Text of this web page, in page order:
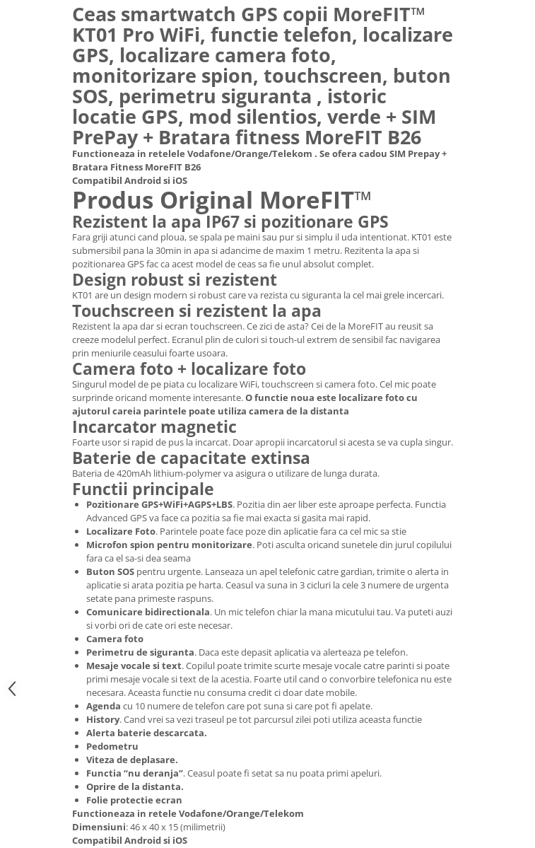
Ceas smartwatch GPS copii MoreFIT™
KT01 Pro WiFi, functie telefon, localizare
GPS, localizare camera foto,
monitorizare spion, touchscreen, buton
SOS, perimetru siguranta , istoric
locatie GPS, mod silentios, verde + SIM
PrePay + Bratara fitness MoreFIT B26
Functioneaza in retelele Vodafone/Orange/Telekom . Se ofera cadou SIM Prepay +
Bratara Fitness MoreFIT B26
Compatibil Android si iOS
Produs Original MoreFIT™
Rezistent la apa IP67 si pozitionare GPS
Fara griji atunci cand ploua, se spala pe maini sau pur si simplu il uda intentionat. KT01 este
submersibil pana la 30min in apa si adancime de maxim 1 metru. Rezitenta la apa si
pozitionarea GPS fac ca acest model de ceas sa fie unul absolut complet.
Design robust si rezistent
KT01 are un design modern si robust care va rezista cu siguranta la cel mai grele incercari.
Touchscreen si rezistent la apa
Rezistent la apa dar si ecran touchscreen. Ce zici de asta? Cei de la MoreFIT au reusit sa
creeze modelul perfect. Ecranul plin de culori si touch-ul extrem de sensibil fac navigarea
prin meniurile ceasului foarte usoara.
Camera foto + localizare foto
Singurul model de pe piata cu localizare WiFi, touchscreen si camera foto. Cel mic poate
surprinde oricand momente interesante.O functie noua este localizare foto cu
ajutorul careia parintele poate utiliza camera de la distanta
Incarcator magnetic
Foarte usor si rapid de pus la incarcat. Doar apropii incarcatorul si acesta se va cupla singur.
Baterie de capacitate extinsa
Bateria de 420mAh lithium-polymer va asigura o utilizare de lunga durata.
Functii principale
Pozitionare GPS+WiFi+AGPS+LBS. Pozitia din aer liber este aproape perfecta. Functia
Advanced GPS va face ca pozitia sa fie mai exacta si gasita mai rapid.
Localizare Foto. Parintele poate face poze din aplicatie fara ca cel mic sa stie
Microfon spion pentru monitorizare. Poti asculta oricand sunetele din jurul copilului
fara ca el sa-si dea seama
Buton SOS pentru urgente. Lanseaza un apel telefonic catre gardian, trimite o alerta in
aplicatie si arata pozitia pe harta. Ceasul va suna in 3 cicluri la cele 3 numere de urgenta
setate pana primeste raspuns.
Comunicare bidirectionala. Un mic telefon chiar la mana micutului tau. Va puteti auzi
si vorbi ori de cate ori este necesar.
Camera foto
Perimetru de siguranta. Daca este depasit aplicatia va alerteaza pe telefon.
Mesaje vocale si text. Copilul poate trimite scurte mesaje vocale catre parinti si poate
primi mesaje vocale si text de la acestia. Foarte util cand o convorbire telefonica nu este
necesara. Aceasta functie nu consuma credit ci doar date mobile.
Agenda cu 10 numere de telefon care pot suna si care pot fi apelate.
History. Cand vrei sa vezi traseul pe tot parcursul zilei poti utiliza aceasta functie
Alerta baterie descarcata.
Pedometru
Viteza de deplasare.
Functia “nu deranja”. Ceasul poate fi setat sa nu poata primi apeluri.
Oprire de la distanta.
Folie protectie ecran
Functioneaza in retele Vodafone/Orange/Telekom
Dimensiuni: 46 x 40 x 15 (milimetrii)
Compatibil Android si iOS